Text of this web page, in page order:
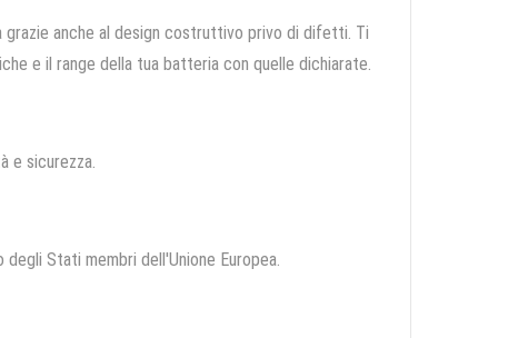
grazie anche al design costruttivo privo di difetti. Ti
e il range della tua batteria con quelle dichiarate.
e sicurezza.
Stati membri dell'Unione Europea.